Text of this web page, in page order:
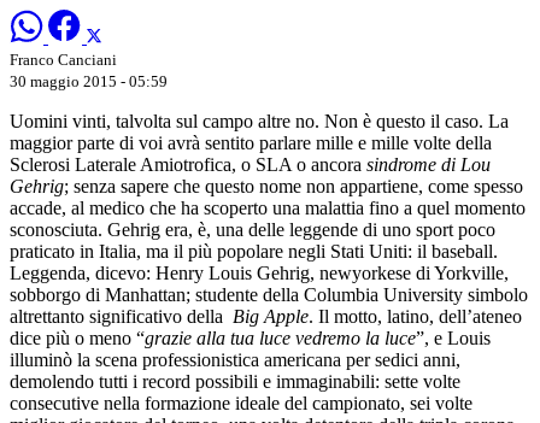
Franco Canciani
30 maggio 2015 - 05:59
Uomini vinti, talvolta sul campo altre no. Non è questo il caso. La
maggior parte di voi avrà sentito parlare mille e mille volte della
Sclerosi Laterale Amiotrofica, o SLA o ancora sindrome di Lou
Gehrig; senza sapere che questo nome non appartiene, come spesso
accade, al medico che ha scoperto una malattia fino a quel momento
sconosciuta. Gehrig era, è, una delle leggende di uno sport poco
praticato in Italia, ma il più popolare negli Stati Uniti: il baseball.
Leggenda, dicevo: Henry Louis Gehrig, newyorkese di Yorkville,
sobborgo di Manhattan; studente della Columbia University simbolo
altrettanto significativo della Big Apple. Il motto, latino, dell’ateneo
dice più o meno “grazie alla tua luce vedremo la luce”, e Louis
illuminò la scena professionistica americana per sedici anni,
demolendo tutti i record possibili e immaginabili: sette volte
consecutive nella formazione ideale del campionato, sei volte